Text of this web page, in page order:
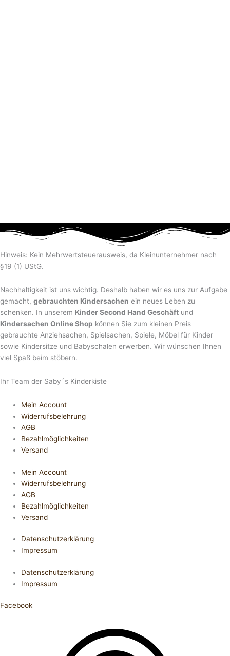
Hinweis: Kein Mehrwertsteuerausweis, da Kleinunternehmer nach
§19 (1) UStG.
Nachhaltigkeit ist uns wichtig. Deshalb haben wir es uns zur Aufgabe
gemacht, gebrauchten Kindersachen ein neues Leben zu
schenken. In unserem Kinder Second Hand Geschäft und
Kindersachen Online Shop können Sie zum kleinen Preis
gebrauchte Anziehsachen, Spiel­sachen, Spiele, Möbel für Kinder
sowie Kindersitze und Babyschalen erwerben. Wir wünschen Ihnen
viel Spaß beim stöbern.
Ihr Team der Saby´s Kinderkiste
Mein Account
Widerrufsbelehrung
AGB
Bezahlmöglichkeiten
Versand
Mein Account
Widerrufsbelehrung
AGB
Bezahlmöglichkeiten
Versand
Datenschutzerklärung
Impressum
Datenschutzerklärung
Impressum
Facebook